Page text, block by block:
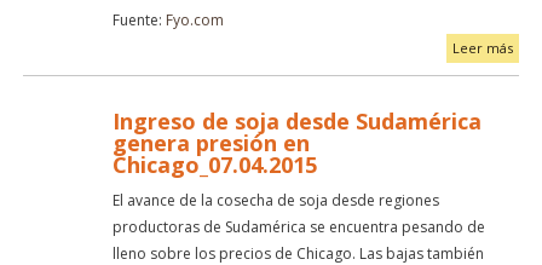
Fuente: Fyo.com
Leer más
Ingreso de soja desde Sudamérica
genera presión en
Chicago_07.04.2015
El avance de la cosecha de soja desde regiones
productoras de Sudamérica se encuentra pesando de
lleno sobre los precios de Chicago. Las bajas también